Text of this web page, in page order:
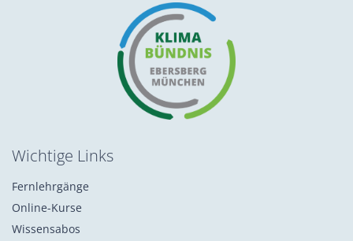
Wichtige Links
Fernlehrgänge
Online-Kurse
Wissensabos